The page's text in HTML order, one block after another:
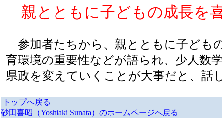
親とともに子どもの成長を
参加者たちから、親とともに子ども
育環境の重要性などが語られ、少人数
県政を変えていくことが大事だと、話
トップへ戻る
砂田喜昭（Yoshiaki Sunata）のホームページへ戻る